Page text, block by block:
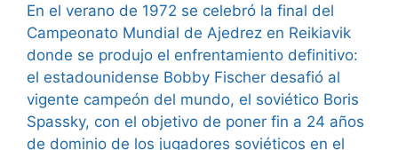
En el verano de 1972 se celebró la final del
Campeonato Mundial de Ajedrez en Reikiavik
donde se produjo el enfrentamiento definitivo:
el estadounidense Bobby Fischer desafió al
vigente campeón del mundo, el soviético Boris
Spassky, con el objetivo de poner fin a 24 años
de dominio de los jugadores soviéticos en el